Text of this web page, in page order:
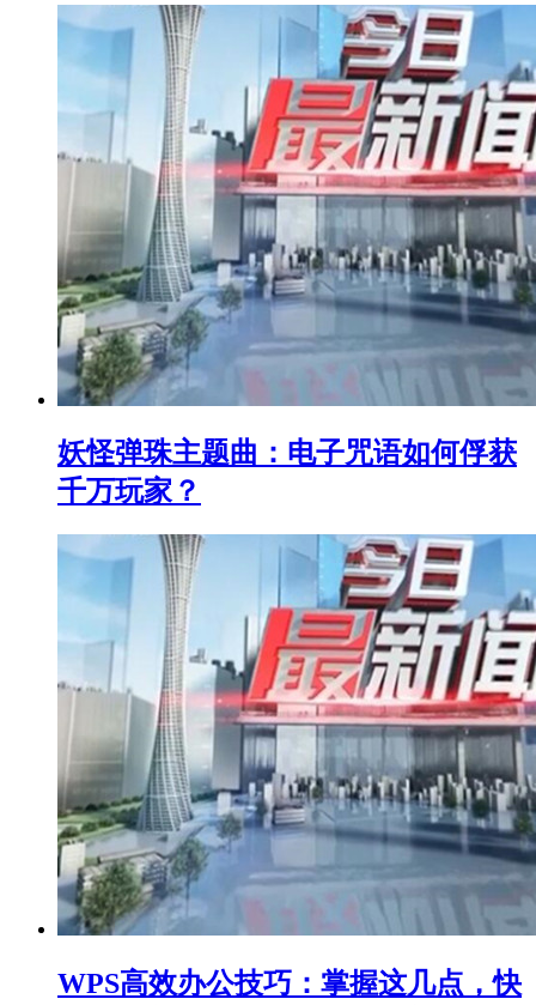
妖怪弹珠主题曲：电子咒语如何俘获
千万玩家？
WPS高效办公技巧：掌握这几点，快